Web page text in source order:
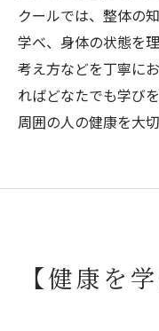
クールでは、整体の
学べ、身体の状態を
考え方などを丁寧に
ればどなたでも学び
周囲の人の健康を大
【健康を